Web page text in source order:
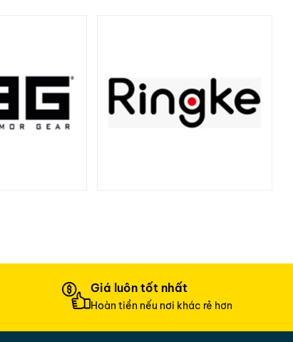
Giá luôn tốt nhất
Hoàn tiền nếu nơi khác rẻ hơn